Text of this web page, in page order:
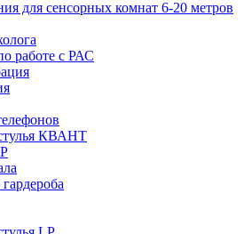
для сенсорных комнат 6-20 метров
работе с РАС
КВАНТ